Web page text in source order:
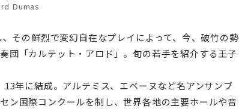
Dumas
その鮮烈で変幻自在なプレイによって、今、破竹の勢
団「カルテット・アロド」。旬の若手を紹介する王子
年に結成。アルテミス、エベーヌなど名アンサンブ
ン国際コンクールを制し、世界各地の主要ホールや音